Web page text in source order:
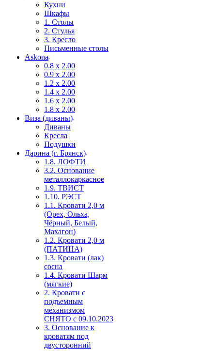
Кухни
Шкафы
1. Столы
2. Стулья
3. Кресло
Письменные столы
Askona
0.8 х 2.00
0.9 х 2.00
1.2 х 2.00
1.4 х 2.00
1.6 х 2.00
1.8 х 2.00
Виза (диваны)
Диваны
Кресла
Подушки
Дарина (г. Брянск)
1.8. ЛОФТИ
3.2. Основание
металлокаркасное
1.9. ТВИСТ
1.10. РЭСТ
1.1. Кровати 2,0 м
(Орех, Ольха,
Чёрный, Белый,
Махагон)
1.2. Кровати 2,0 м
(ПАТИНА)
1.3. Кровати (лак)
сосна
1.4. Кровати Шарм
(мягкие)
2. Кровати с
подъемным
механизмом
СНЯТО с 09.10.2023
3. Основание к
кроватям под
двусторонний